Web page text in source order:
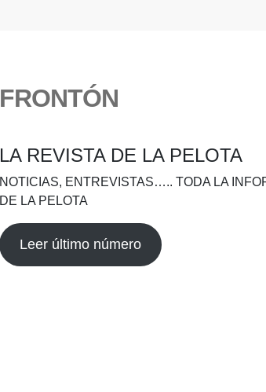
FRONTÓN
LA REVISTA DE LA PELOTA
NOTICIAS, ENTREVISTAS….. TODA LA
DE LA PELOTA
Leer último número